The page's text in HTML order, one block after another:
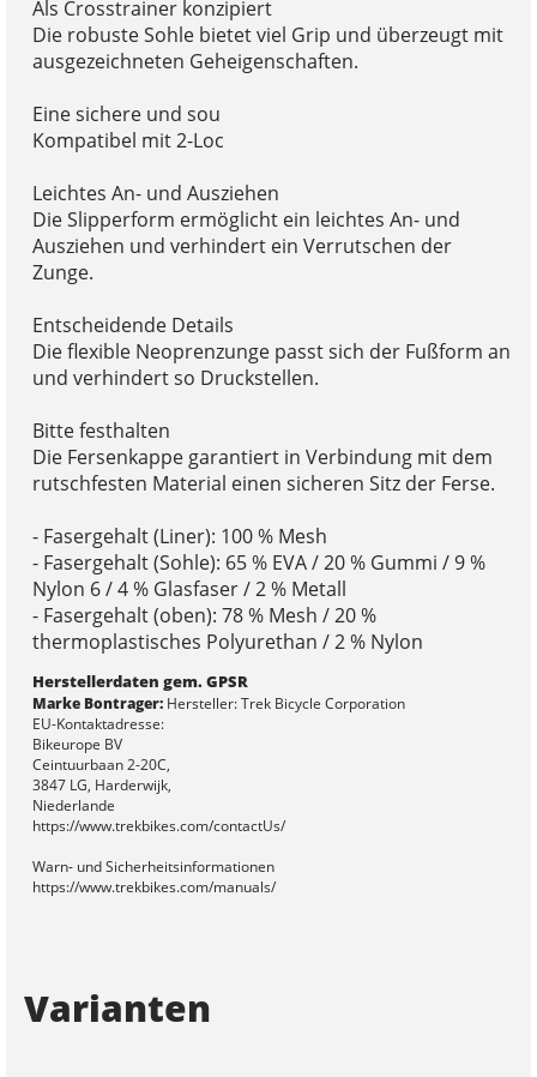
Als Crosstrainer konzipiert
Die robuste Sohle bietet viel Grip und überzeugt mit
ausgezeichneten Geheigenschaften.
Eine sichere und sou
Kompatibel mit 2-Loc
Leichtes An- und Ausziehen
Die Slipperform ermöglicht ein leichtes An- und
Ausziehen und verhindert ein Verrutschen der
Zunge.
Entscheidende Details
Die flexible Neoprenzunge passt sich der Fußform an
und verhindert so Druckstellen.
Bitte festhalten
Die Fersenkappe garantiert in Verbindung mit dem
rutschfesten Material einen sicheren Sitz der Ferse.
- Fasergehalt (Liner): 100 % Mesh
- Fasergehalt (Sohle): 65 % EVA / 20 % Gummi / 9 %
Nylon 6 / 4 % Glasfaser / 2 % Metall
- Fasergehalt (oben): 78 % Mesh / 20 %
thermoplastisches Polyurethan / 2 % Nylon
Herstellerdaten gem. GPSR
Marke Bontrager:Hersteller: Trek Bicycle Corporation
EU-Kontaktadresse:
Bikeurope BV
Ceintuurbaan 2-20C,
3847 LG, Harderwijk,
Niederlande
https://www.trekbikes.com/contactUs/
Warn- und Sicherheitsinformationen
https://www.trekbikes.com/manuals/
Varianten